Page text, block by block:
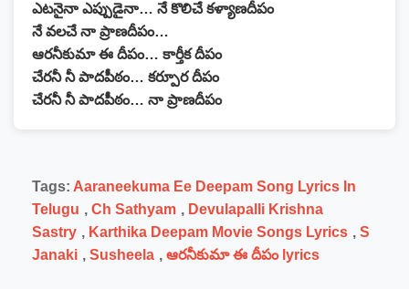
ఎటనైనా ఎప్పుడైనా… నే కొలిచే కళ్యాణదీపం
నే వలచే నా ప్రాణదీపం…
ఆరనీకుమా ఈ దీపం… కార్తీక దీపం
చేరనీ నీ పాదపీఠం… కర్పూర దీపం
చేరనీ నీ పాదపీఠం… నా ప్రాణదీపం
Tags: Aaraneekuma Ee Deepam Song Lyrics In
Telugu , Ch Sathyam , Devulapalli Krishna
Sastry , Karthika Deepam Movie Songs Lyrics , S
Janaki , Susheela , ఆరనీకుమా ఈ దీపం lyrics